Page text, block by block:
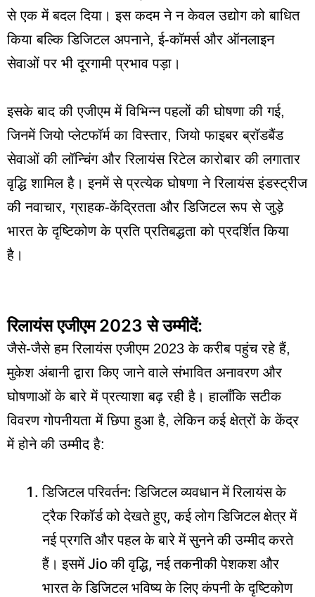
से एक में बदल दिया। इस कदम ने न केवल उद्योग को बाधित
किया बल्कि डिजिटल अपनाने, ई-कॉमर्स और ऑनलाइन
सेवाओं पर भी दूरगामी प्रभाव पड़ा।
इसके बाद की एजीएम में विभिन्न पहलों की घोषणा की गई,
जिनमें जियो प्लेटफॉर्म का विस्तार, जियो फाइबर ब्रॉडबैंड
सेवाओं की लॉन्चिंग और रिलायंस रिटेल कारोबार की लगातार
वृद्धि शामिल है। इनमें से प्रत्येक घोषणा ने रिलायंस इंडस्ट्रीज
की नवाचार, ग्राहक-केंद्रितता और डिजिटल रूप से जुड़े
भारत के दृष्टिकोण के प्रति प्रतिबद्धता को प्रदर्शित किया
है।
रिलायंस एजीएम 2023 से उम्मीदें:
जैसे-जैसे हम रिलायंस एजीएम 2023 के करीब पहुंच रहे हैं,
मुकेश अंबानी द्वारा किए जाने वाले संभावित अनावरण और
घोषणाओं के बारे में प्रत्याशा बढ़ रही है। हालाँकि सटीक
विवरण गोपनीयता में छिपा हुआ है, लेकिन कई क्षेत्रों के केंद्र
में होने की उम्मीद है:
डिजिटल परिवर्तन: डिजिटल व्यवधान में रिलायंस के
ट्रैक रिकॉर्ड को देखते हुए, कई लोग डिजिटल क्षेत्र में
नई प्रगति और पहल के बारे में सुनने की उम्मीद करते
हैं। इसमें Jio की वृद्धि, नई तकनीकी पेशकश और
भारत के डिजिटल भविष्य के लिए कंपनी के दृष्टिकोण